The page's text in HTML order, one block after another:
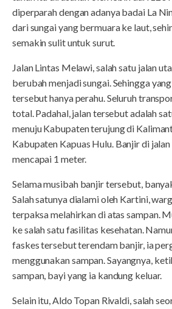
diperparah dengan adanya badai La
dari sungai yang bermuara ke laut,
semakin sulit untuk surut.
Jalan Lintas Melawi, salah satu jalan
berubah menjadi sungai. Sehingga
tersebut hanya perahu. Seluruh
total. Padahal, jalan tersebut adalah
menuju Kabupaten terujung di
Kabupaten Kapuas Hulu. Banjir di
mencapai 1 meter.
Selama musibah banjir tersebut,
Salah satunya dialami oleh Kartini,
terpaksa melahirkan di atas sampan.
ke salah satu fasilitas kesehatan.
faskes tersebut terendam banjir, ia
menggunakan sampan. Sayangnya,
sampan, bayi yang ia kandung keluar.
Selain itu, Aldo Topan Rivaldi, salah